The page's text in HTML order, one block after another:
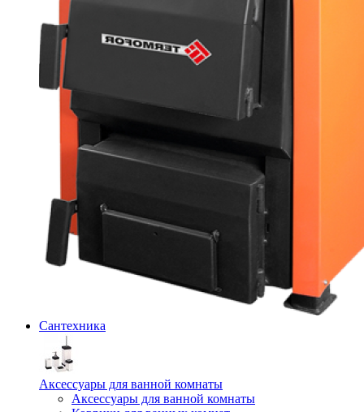
Сантехника
Аксессуары для ванной комнаты
Аксессуары для ванной комнаты